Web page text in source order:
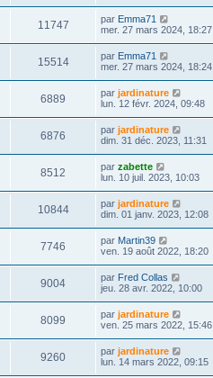
11747 par Emma71
mer. 27 mars 2024, 18:27
15514 par Emma71
mer. 27 mars 2024, 18:24
6889 par jardinature
lun. 12 févr. 2024, 09:48
6876 par jardinature
dim. 31 déc. 2023, 11:31
8512 par zabette
lun. 10 juil. 2023, 10:03
10844 par jardinature
dim. 01 janv. 2023, 12:08
7746 par Martin39
ven. 19 août 2022, 18:20
9004 par Fred Collas
jeu. 28 avr. 2022, 10:00
8099 par jardinature
ven. 25 mars 2022, 15:46
9260 par jardinature
lun. 14 mars 2022, 09:15